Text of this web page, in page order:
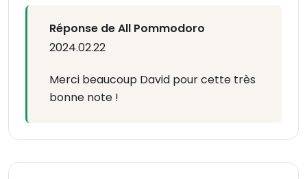
Réponse de All Pommodoro
2024.02.22
Merci beaucoup David pour cette très
bonne note !